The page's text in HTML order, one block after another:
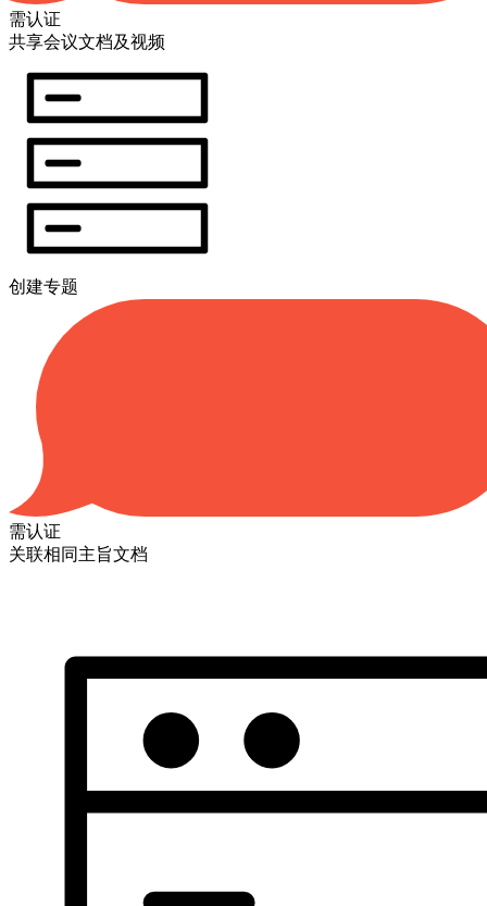
需认证
共享会议文档及视频
创建专题
需认证
关联相同主旨文档